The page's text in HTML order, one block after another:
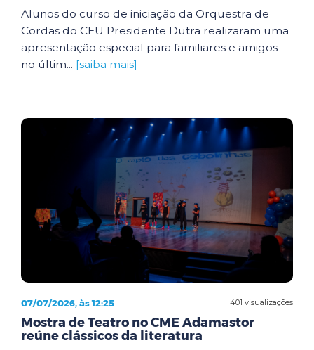
Alunos do curso de iniciação da Orquestra de
Cordas do CEU Presidente Dutra realizaram uma
apresentação especial para familiares e amigos
no últim... [saiba mais]
401 visualizações
07/07/2026, às 12:25
Mostra de Teatro no CME Adamastor
reúne clássicos da literatura